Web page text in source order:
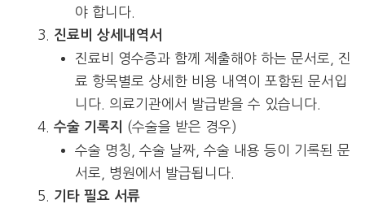
야 합니다.
진료비 상세내역서
진료비 영수증과 함께 제출해야 하는 문서로, 진
료 항목별로 상세한 비용 내역이 포함된 문서입
니다. 의료기관에서 발급받을 수 있습니다.
수술 기록지
(수술을 받은 경우)
수술 명칭, 수술 날짜, 수술 내용 등이 기록된 문
서로, 병원에서 발급됩니다.
기타 필요 서류